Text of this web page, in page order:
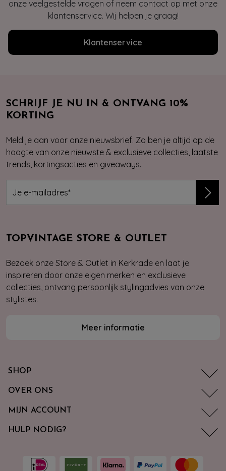
onze veelgestelde vragen of neem contact op met onze
klantenservice. Wij helpen je graag!
Klantenservice
SCHRIJF JE NU IN & ONTVANG 10%
KORTING
Meld je aan voor onze nieuwsbrief. Zo ben je altijd op de
hoogte van onze nieuwste & exclusieve collecties, laatste
trends, kortingsacties en giveaways.
TOPVINTAGE STORE & OUTLET
Bezoek onze Store & Outlet in Kerkrade en laat je
inspireren door onze eigen merken en exclusieve
collecties, ontvang persoonlijk stylingadvies van onze
stylistes.
Meer informatie
SHOP
OVER ONS
MIJN ACCOUNT
HULP NODIG?